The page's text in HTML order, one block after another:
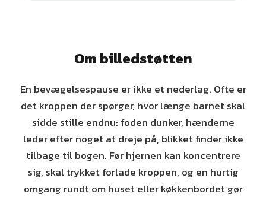
Om billedstøtten
En bevægelsespause er ikke et nederlag. Ofte er
det kroppen der spørger, hvor længe barnet skal
sidde stille endnu: foden dunker, hænderne
leder efter noget at dreje på, blikket finder ikke
tilbage til bogen. Før hjernen kan koncentrere
sig, skal trykket forlade kroppen, og en hurtig
omgang rundt om huset eller køkkenbordet gør